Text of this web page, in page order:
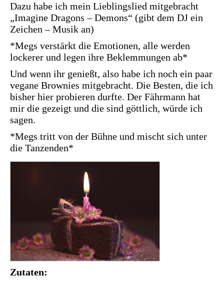
Dazu habe ich mein Lieblingslied mitgebracht
„Imagine Dragons – Demons“ (gibt dem DJ ein
Zeichen – Musik an)
*Megs verstärkt die Emotionen, alle werden
lockerer und legen ihre Beklemmungen ab*
Und wenn ihr genießt, also habe ich noch ein paar
vegane Brownies mitgebracht. Die Besten, die ich
bisher hier probieren durfte. Der Fährmann hat
mir die gezeigt und die sind göttlich, würde ich
sagen.
*Megs tritt von der Bühne und mischt sich unter
die Tanzenden*
Zutaten: